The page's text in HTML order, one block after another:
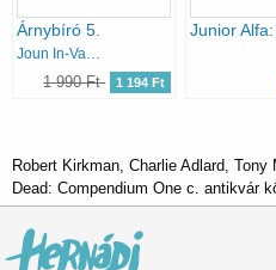
Árnybíró 5.
1 990 Ft 1 194 Ft
Robert Kirkman, Charlie Adlard,
Dead: Compendium One c. antikvár